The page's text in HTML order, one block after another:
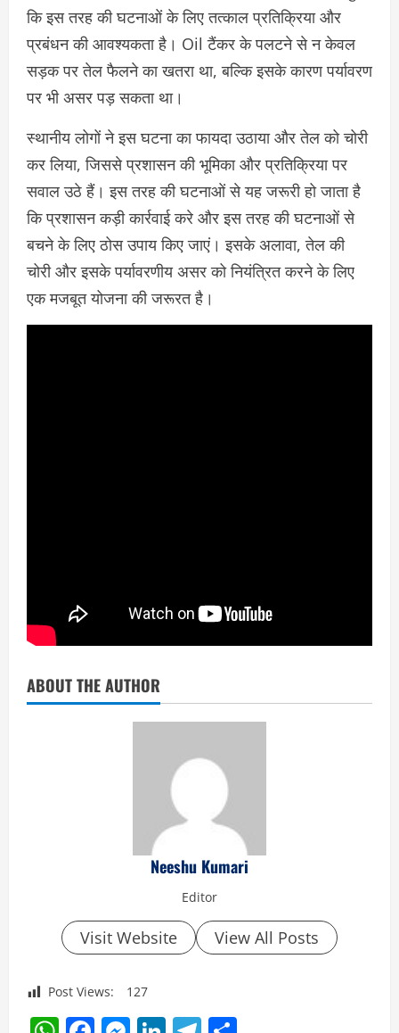
कि इस तरह की घटनाओं के लिए तत्काल प्रतिक्रिया और
प्रबंधन की आवश्यकता है। Oil टैंकर के पलटने से न केवल
सड़क पर तेल फैलने का खतरा था, बल्कि इसके कारण पर्यावरण
पर भी असर पड़ सकता था।
स्थानीय लोगों ने इस घटना का फायदा उठाया और तेल को चोरी
कर लिया, जिससे प्रशासन की भूमिका और प्रतिक्रिया पर
सवाल उठे हैं। इस तरह की घटनाओं से यह जरूरी हो जाता है
कि प्रशासन कड़ी कार्रवाई करे और इस तरह की घटनाओं से
बचने के लिए ठोस उपाय किए जाएं। इसके अलावा, तेल की
चोरी और इसके पर्यावरणीय असर को नियंत्रित करने के लिए
एक मजबूत योजना की जरूरत है।
ABOUT THE AUTHOR
Neeshu Kumari
Editor
Visit Website View All Posts
Post Views: 127